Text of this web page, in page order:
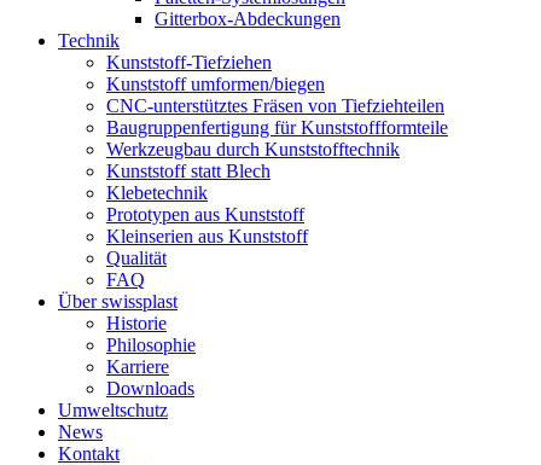
Gitterbox-Abdeckungen
Technik
Kunststoff-Tiefziehen
Kunststoff umformen/biegen
CNC-unterstütztes Fräsen von Tiefziehteilen
Baugruppenfertigung für Kunststoffformteile
Werkzeugbau durch Kunststofftechnik
Kunststoff statt Blech
Klebetechnik
Prototypen aus Kunststoff
Kleinserien aus Kunststoff
Qualität
FAQ
Über swissplast
Historie
Philosophie
Karriere
Downloads
Umweltschutz
News
Kontakt